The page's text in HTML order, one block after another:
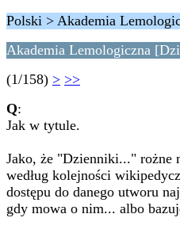
Polski > Akademia
Akademia Lemologiczna
(1/158) > >>
Q:
Jak w tytule.
Jako, że "Dzienniki..." rożne
według kolejności
dostępu do danego utworu
gdy mowa o nim... albo